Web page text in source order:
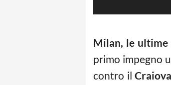
Milan, le ultime
primo impegno
contro il Craiova